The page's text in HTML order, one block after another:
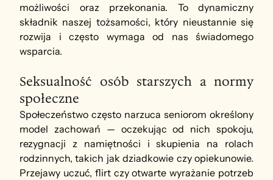
możliwości oraz przekonania. To dynamiczny
składnik naszej tożsamości, który nieustannie się
rozwija i często wymaga od nas świadomego
wsparcia.
Seksualność osób starszych a normy
społeczne
Społeczeństwo często narzuca seniorom określony
model zachowań — oczekując od nich spokoju,
rezygnacji z namiętności i skupienia na rolach
rodzinnych, takich jak dziadkowie czy opiekunowie.
Przejawy uczuć, flirt czy otwarte wyrażanie potrzeb